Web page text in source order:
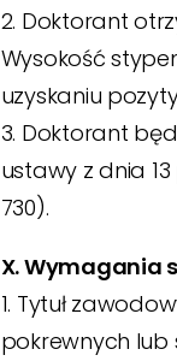
2. Doktorant
Wysokość
uzyskaniu
3. Doktorant
ustawy z dnia 13
730).
X. Wymagania
1. Tytuł
pokrewnych lub